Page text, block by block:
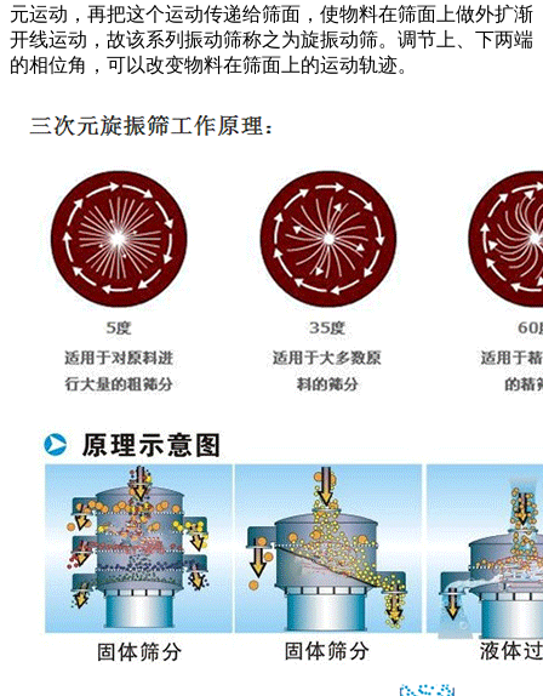
元运动，再把这个运动传递给筛面，使物料在筛面上做外扩渐
开线运动，故该系列振动筛称之为旋振动筛。调节上、下两端
的相位角，可以改变物料在筛面上的运动轨迹。